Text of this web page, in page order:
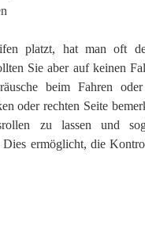
platzt, hat man oft
Sie aber auf keinen
beim Fahren
oder rechten Seite
zu lassen und
Dies ermöglicht, die